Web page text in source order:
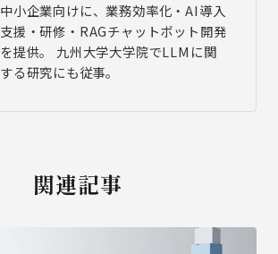
中小企業向けに、業務効率化・AI導入
支援・研修・RAGチャットボット開発
を提供。 九州大学大学院でLLMに関
する研究にも従事。
関連記事